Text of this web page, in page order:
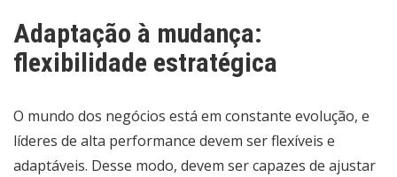
Adaptação à mudança:
flexibilidade estratégica
O mundo dos negócios está em constante evolução, e
líderes de alta performance devem ser flexíveis e
adaptáveis. Desse modo, devem ser capazes de ajustar